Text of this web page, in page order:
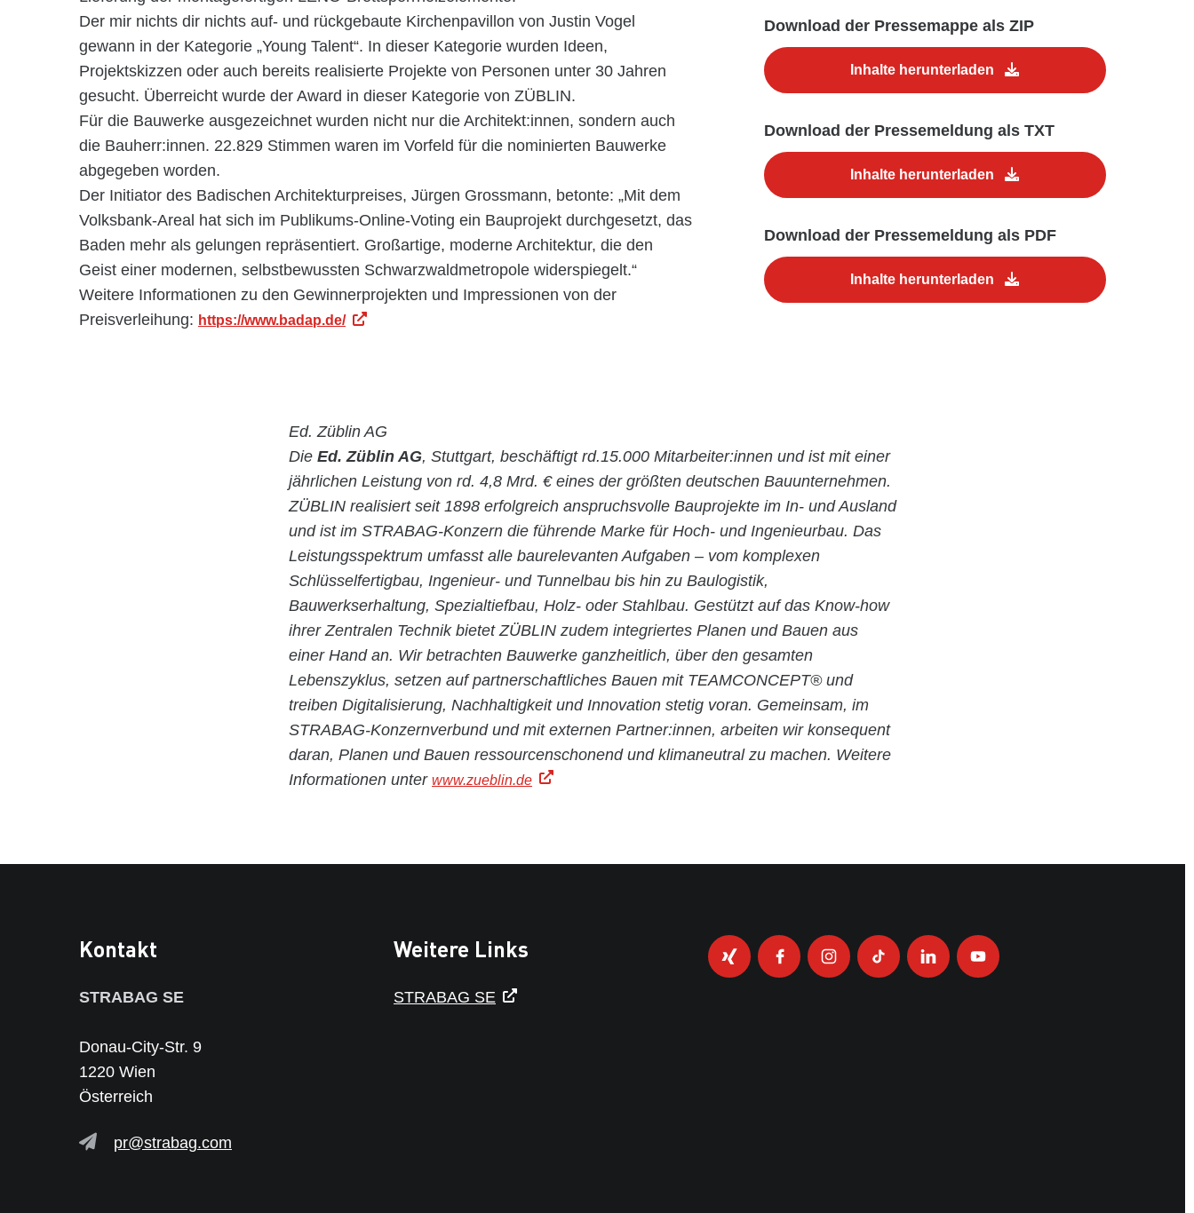
Der mir nichts dir nichts auf- und rückgebaute Kirchenpavillon von Justin Vogel
gewann in der Kategorie „Young Talent“. In dieser Kategorie wurden Ideen,
Projektskizzen oder auch bereits realisierte Projekte von Personen unter 30 Jahren
gesucht. Überreicht wurde der Award in dieser Kategorie von ZÜBLIN.
Für die Bauwerke ausgezeichnet wurden nicht nur die Architekt:innen, sondern auch
die Bauherr:innen. 22.829 Stimmen waren im Vorfeld für die nominierten Bauwerke
abgegeben worden.
Der Initiator des Badischen Architekturpreises, Jürgen Grossmann, betonte: „Mit dem
Volksbank-Areal hat sich im Publikums-Online-Voting ein Bauprojekt durchgesetzt, das
Baden mehr als gelungen repräsentiert. Großartige, moderne Architektur, die den
Geist einer modernen, selbstbewussten Schwarzwaldmetropole widerspiegelt.“
Weitere Informationen zu den Gewinnerprojekten und Impressionen von der
Preisverleihung: https://www.badap.de/
Download der Pressemappe als ZIP
Inhalte herunterladen
Download der Pressemeldung als TXT
Inhalte herunterladen
Download der Pressemeldung als PDF
Inhalte herunterladen
Ed. Züblin AG
Die Ed. Züblin AG, Stuttgart, beschäftigt rd.15.000 Mitarbeiter:innen und ist mit einer
jährlichen Leistung von rd. 4,8 Mrd. € eines der größten deutschen Bauunternehmen.
ZÜBLIN realisiert seit 1898 erfolgreich anspruchsvolle Bauprojekte im In- und Ausland
und ist im STRABAG-Konzern die führende Marke für Hoch- und Ingenieurbau. Das
Leistungsspektrum umfasst alle baurelevanten Aufgaben – vom komplexen
Schlüsselfertigbau, Ingenieur- und Tunnelbau bis hin zu Baulogistik,
Bauwerkserhaltung, Spezialtiefbau, Holz- oder Stahlbau. Gestützt auf das Know-how
ihrer Zentralen Technik bietet ZÜBLIN zudem integriertes Planen und Bauen aus
einer Hand an. Wir betrachten Bauwerke ganzheitlich, über den gesamten
Lebenszyklus, setzen auf partnerschaftliches Bauen mit TEAMCONCEPT® und
treiben Digitalisierung, Nachhaltigkeit und Innovation stetig voran. Gemeinsam, im
STRABAG-Konzernverbund und mit externen Partner:innen, arbeiten wir konsequent
daran, Planen und Bauen ressourcenschonend und klimaneutral zu machen. Weitere
Informationen unter www.zueblin.de
Kontakt
STRABAG SE
Donau-City-Str. 9
1220 Wien
Österreich
pr@strabag.com
Weitere Links
STRABAG SE